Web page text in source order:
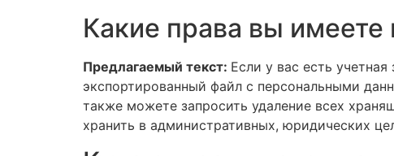
Какие права вы имеете
Предлагаемый текст: Если у вас есть
экспортированный файл с персональными
также можете запросить удаление всех
хранить в административных, юридических